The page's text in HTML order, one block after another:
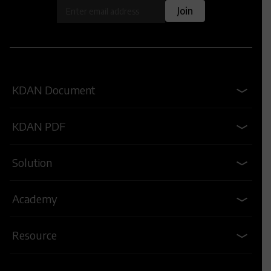
Join
KDAN Document
KDAN PDF
Solution
Academy
Resource